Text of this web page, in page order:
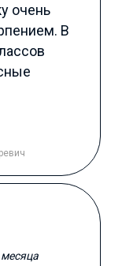
очень
В
месяца